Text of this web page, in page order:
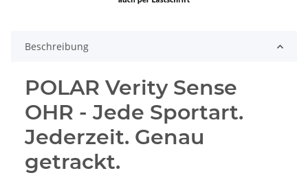
Beschreibung
POLAR Verity Sense
OHR - Jede Sportart.
Jederzeit. Genau
getrackt.